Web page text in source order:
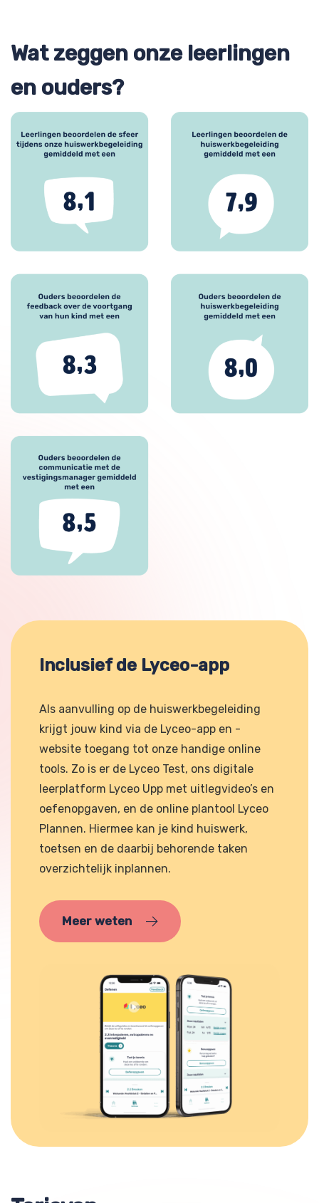
Wat zeggen onze leerlingen
en ouders?
Inclusief de Lyceo-app
Als aanvulling op de huiswerkbegeleiding
krijgt jouw kind via de Lyceo-app en -
website toegang tot onze handige online
tools. Zo is er de Lyceo Test, ons digitale
leerplatform Lyceo Upp met uitlegvideo’s en
oefenopgaven, en de online plantool Lyceo
Plannen. Hiermee kan je kind huiswerk,
toetsen en de daarbij behorende taken
overzichtelijk inplannen.
Meer weten